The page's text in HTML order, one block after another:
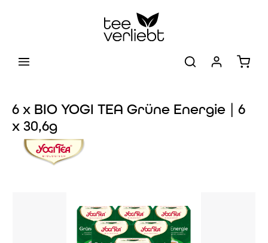
6 x BIO YOGI TEA Grüne Energie | 6
x 30,6g